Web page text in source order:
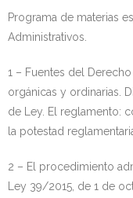
Programa de materias
Administrativos.
1 – Fuentes del
orgánicas y ordinarias.
de Ley. El reglamento:
la potestad
2 – El procedimiento
Ley 39/2015, de 1 de